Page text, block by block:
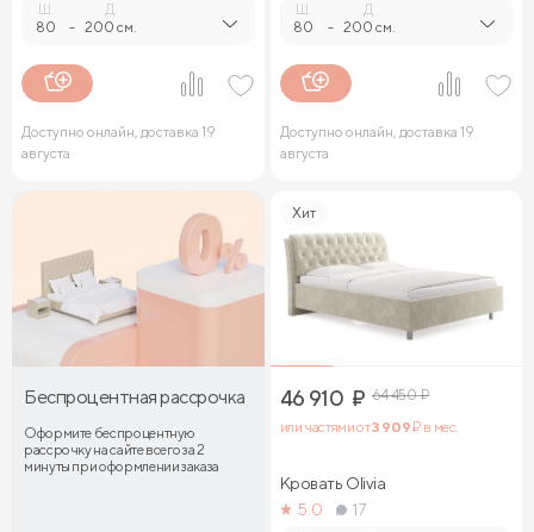
80 -
Д.
200 см.
Доступно онлайн, доставка 19
августа
80 -
Д.
200 см.
Доступно онлайн, доставка 19
августа
Беспроцентная рассрочка
Оформите беспроцентную
рассрочку на сайте всего за 2
минуты при оформлении заказа
Хит
46 910 ₽ 64 450₽
или частями от3 909₽ в мес.
Кровать Olivia
5.0
17